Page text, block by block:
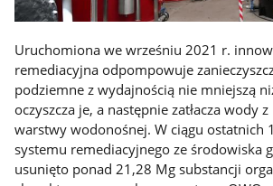
Uruchomiona we wrześniu 2021 r.
remediacyjna odpompowuje
podziemne z wydajnością nie mniejszą
oczyszcza je, a następnie zatłacza wody
warstwy wodonośnej. W ciągu ostatnich
systemu remediacyjnego ze środowiska
usunięto ponad 21,28 Mg substancji